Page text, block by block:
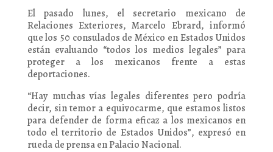
El pasado lunes, el secretario mexicano de
Relaciones Exteriores, Marcelo Ebrard, informó
que los 50 consulados de México en Estados Unidos
están evaluando “todos los medios legales” para
proteger a los mexicanos frente a estas
deportaciones.
“Hay muchas vías legales diferentes pero podría
decir, sin temor a equivocarme, que estamos listos
para defender de forma eficaz a los mexicanos en
todo el territorio de Estados Unidos”, expresó en
rueda de prensa en Palacio Nacional.